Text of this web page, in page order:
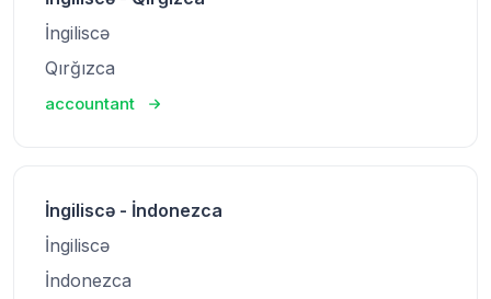
İngiliscə
Qırğızca
accountant
İngiliscə - İndonezca
İngiliscə
İndonezca